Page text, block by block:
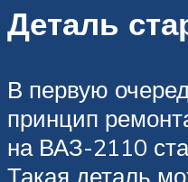
Деталь
В первую
принцип
на ВАЗ-2110
Такая деталь